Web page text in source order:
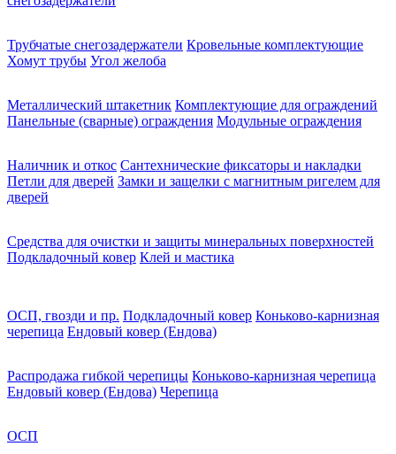
Трубчатые снегозадержатели Кровельные комплектующие
Хомут трубы Угол желоба
Металлический штакетник Комплектующие для ограждений
Панельные (сварные) ограждения Модульные ограждения
Наличник и откос Сантехнические фиксаторы и накладки
Петли для дверей Замки и защелки с магнитным ригелем для
дверей
Средства для очистки и защиты минеральных поверхностей
Подкладочный ковер Клей и мастика
ОСП, гвозди и пр. Подкладочный ковер Коньково-карнизная
черепица Ендовый ковер (Ендова)
Распродажа гибкой черепицы Коньково-карнизная черепица
Ендовый ковер (Ендова) Черепица
ОСП